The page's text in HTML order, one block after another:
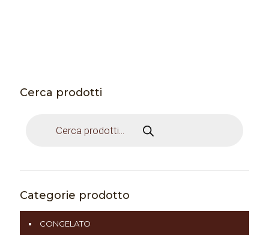
Cerca prodotti
Categorie prodotto
CONGELATO